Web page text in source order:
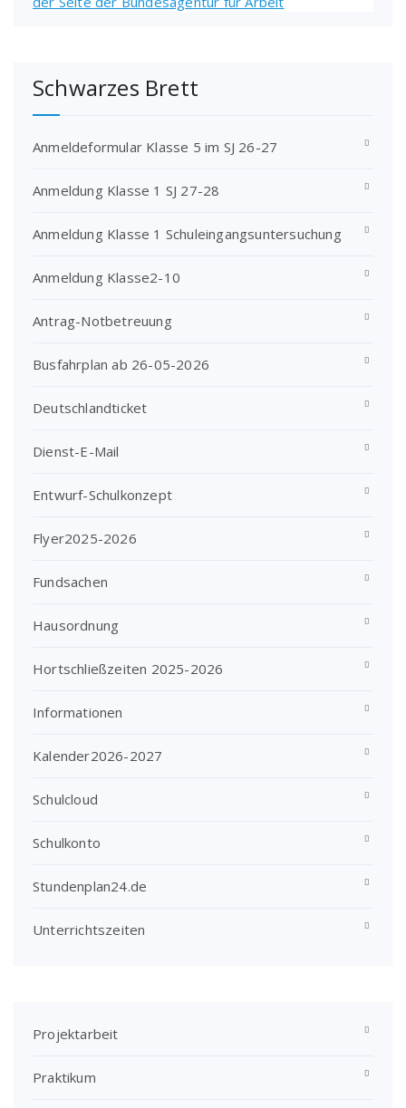
Schwarzes Brett
Anmeldeformular Klasse 5 im SJ 26-27
Anmeldung Klasse 1 SJ 27-28
Anmeldung Klasse 1 Schuleingangsuntersuchung
Anmeldung Klasse2-10
Antrag-Notbetreuung
Busfahrplan ab 26-05-2026
Deutschlandticket
Dienst-E-Mail
Entwurf-Schulkonzept
Flyer2025-2026
Fundsachen
Hausordnung
Hortschließzeiten 2025-2026
Informationen
Kalender2026-2027
Schulcloud
Schulkonto
Stundenplan24.de
Unterrichtszeiten
Projektarbeit
Praktikum